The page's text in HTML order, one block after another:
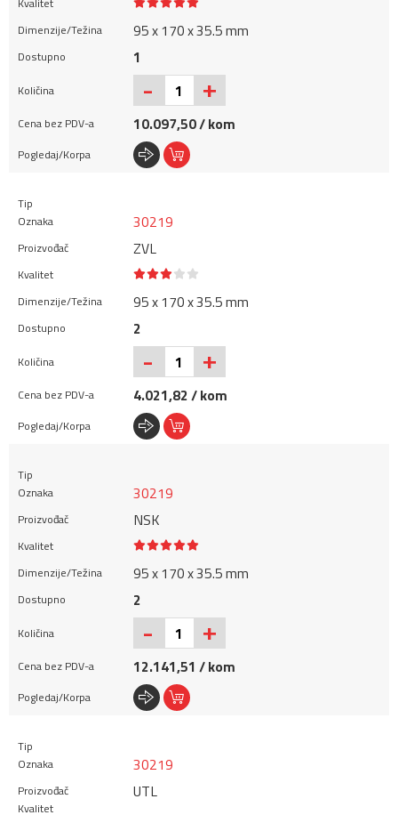
95 x 170 x 35.5 mm
1
- +
10.097,50 / kom
30219
ZVL
95 x 170 x 35.5 mm
2
- +
4.021,82 / kom
30219
NSK
95 x 170 x 35.5 mm
2
- +
12.141,51 / kom
30219
UTL